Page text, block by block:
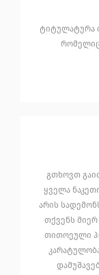
ტიტულატურა
გთხოვთ
ყველა
არის
თქვენს
თითოეული